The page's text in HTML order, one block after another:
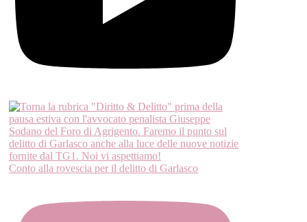
Conto alla rovescia per il delitto di Garlasco